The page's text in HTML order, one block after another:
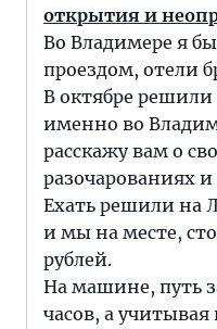
открытия и
Во Владимере я
проездом, отели
В октябре решили
именно во
расскажу вам о
разочарованиях
Ехать решили на
и мы на месте,
рублей.
На машине, путь
часов, а